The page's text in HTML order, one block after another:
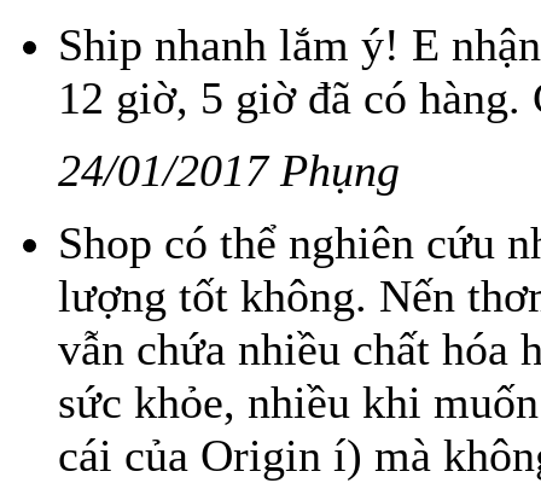
Ship nhanh lắm ý! E
12 giờ, 5 giờ đã có hàng.
24/01/2017 Phụng
Shop có thể nghiên cứu
lượng tốt không. Nến
vẫn chứa nhiều chất hóa
sức khỏe, nhiều khi
cái của Origin í) mà